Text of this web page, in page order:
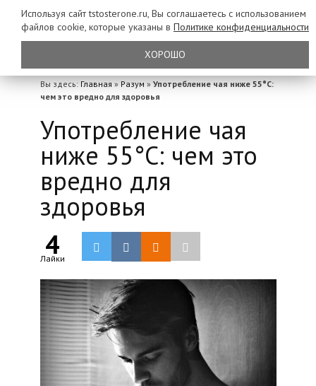
Вы здесь: Главная » Разум » Употребление чая ниже 55°С:
чем это вредно для здоровья
Употребление чая
ниже 55°С: чем это
вредно для
здоровья
4
Лайки
Используя сайт tstosterone.ru, Вы соглашаетесь с использованием
файлов cookie, которые указаны в Политике конфиденциальности
ХОРОШО